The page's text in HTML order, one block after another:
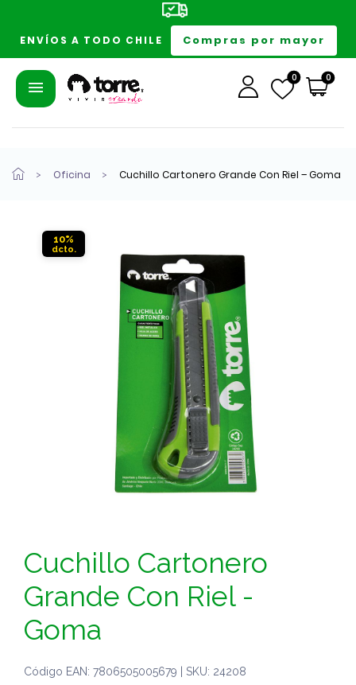
ENVÍOS A TODO CHILE Compras por mayor
0 0
Oficina Cuchillo Cartonero Grande Con Riel – Goma
10%
Cuchillo Cartonero
Grande Con Riel -
Goma
Código EAN: 7806505005679 | SKU: 24208